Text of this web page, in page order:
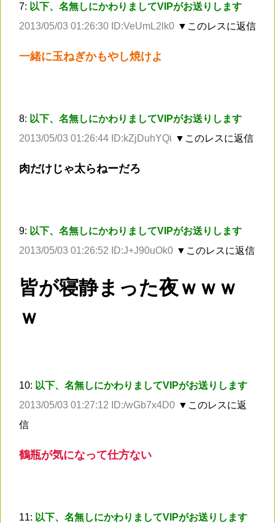
7: 以下、名無しにかわりましてVIPがお送りします
2013/05/03 01:26:30 ID:VeUmL2lk0 ▼このレスに返信
一緒に玉ねぎかもやし焼けよ
8: 以下、名無しにかわりましてVIPがお送りします
2013/05/03 01:26:44 ID:kZjDuhYQi ▼このレスに返信
肉だけじゃ太らねーだろ
9: 以下、名無しにかわりましてVIPがお送りします
2013/05/03 01:26:52 ID:J+J90uOk0 ▼このレスに返信
皆が寝静まった夜ｗｗｗ
ｗ
10: 以下、名無しにかわりましてVIPがお送りします
2013/05/03 01:27:12 ID:/wGb7x4D0 ▼このレスに返
信
鶴瓶が気になって仕方ない
11: 以下、名無しにかわりましてVIPがお送りします